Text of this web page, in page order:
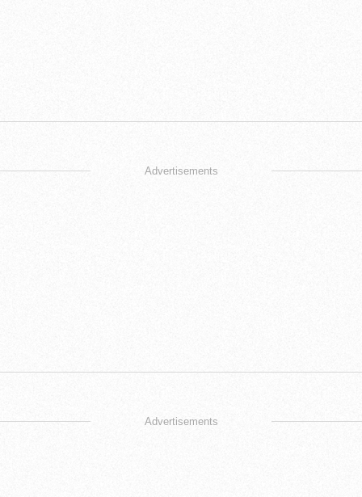
Advertisements
Advertisements